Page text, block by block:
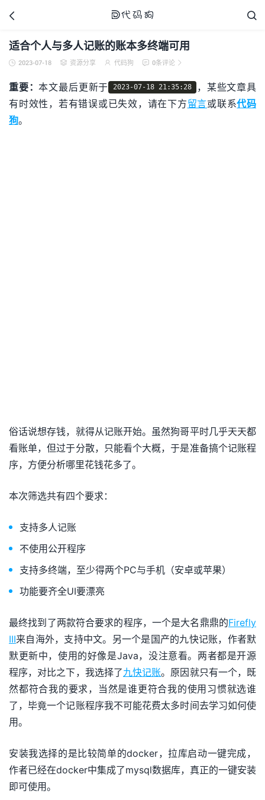

代码狗
 
适合个人与多人记账的账本多终端可用
 2023-07-18  资源分享  代码狗  0条评论 
重要：本文最后更新于 2023-07-18 21:35:28
，某些文章具
有时效性，若有错误或已失效，请在下方留言或联系代码
狗。
俗话说想存钱，就得从记账开始。虽然狗哥平时几乎天天都
看账单，但过于分散，只能看个大概，于是准备搞个记账程
序，方便分析哪里花钱花多了。
本次筛选共有四个要求：
支持多人记账
不使用公开程序
支持多终端，至少得两个PC与手机（安卓或苹果）
功能要齐全UI要漂亮
最终找到了两款符合要求的程序，一个是大名鼎鼎的Firefly
III来自海外，支持中文。另一个是国产的九快记账，作者默
默更新中，使用的好像是Java，没注意看。两者都是开源
程序，对比之下，我选择了九快记账。原因就只有一个，既
然都符合我的要求，当然是谁更符合我的使用习惯就选谁
了，毕竟一个记账程序我不可能花费太多时间去学习如何使
用。
安装我选择的是比较简单的docker，拉库启动一键完成，
作者已经在docker中集成了mysql数据库，真正的一键安装
即可使用。